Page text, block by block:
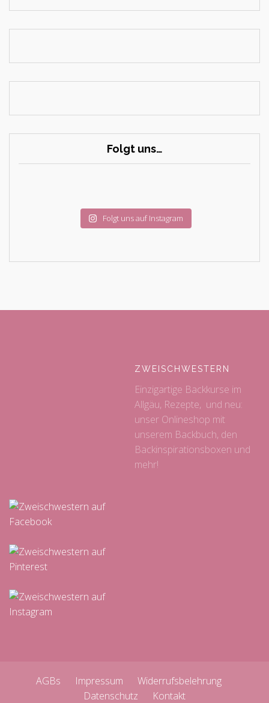
Folgt uns…
Folgt uns auf Instagram
ZWEISCHWESTERN
Einzigartige Backkurse im
Allgäu, Rezepte, und neu:
unser Onlineshop mit
unserem Backbuch, den
Backinspirationsboxen und
mehr!
AGBs Impressum
Widerrufsbelehrung
Datenschutz
Kontakt